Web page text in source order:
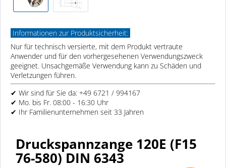
Informationen zur Produktsicherheit:
Nur für technisch versierte, mit dem Produkt vertraute
Anwender und für den vorhergesehenen Verwendungszweck
geeignet. Unsachgemäße Verwendung kann zu Schäden und
Verletzungen führen.
✔ Wir sind für Sie da: +49 6721 / 994167
✔ Mo. bis Fr. 08:00 - 16:30 Uhr
✔ Ihr Familienunternehmen seit 33 Jahren
Druckspannzange 120E (F15
76-580) DIN 6343